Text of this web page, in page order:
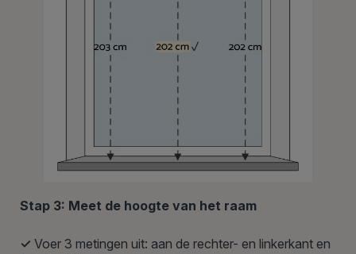
Stap 3: Meet de hoogte van het raam
✓ Voer 3 metingen uit: aan de rechter- en linkerkant en